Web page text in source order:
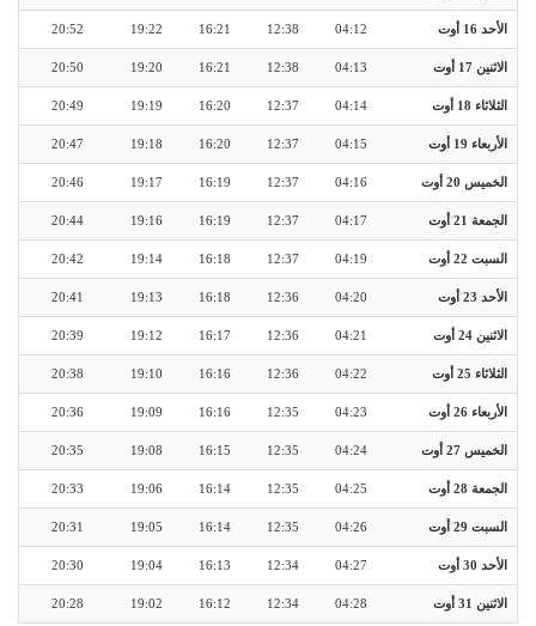
الأحد 16 أوت 04:12
12:38
16:21
19:22
20:52
الاثنين 17 أوت 04:13
12:38
16:21
19:20
20:50
الثلاثاء 18 أوت 04:14
12:37
16:20
19:19
20:49
الأربعاء 19 أوت 04:15
12:37
16:20
19:18
20:47
الخميس 20 أوت 04:16
12:37
16:19
19:17
20:46
الجمعة 21 أوت 04:17
12:37
16:19
19:16
20:44
السبت 22 أوت 04:19
12:37
16:18
19:14
20:42
الأحد 23 أوت 04:20
12:36
16:18
19:13
20:41
الاثنين 24 أوت 04:21
12:36
16:17
19:12
20:39
الثلاثاء 25 أوت 04:22
12:36
16:16
19:10
20:38
الأربعاء 26 أوت 04:23
12:35
16:16
19:09
20:36
الخميس 27 أوت 04:24
12:35
16:15
19:08
20:35
الجمعة 28 أوت 04:25
12:35
16:14
19:06
20:33
السبت 29 أوت 04:26
12:35
16:14
19:05
20:31
الأحد 30 أوت 04:27
12:34
16:13
19:04
20:30
الاثنين 31 أوت 04:28
12:34
16:12
19:02
20:28